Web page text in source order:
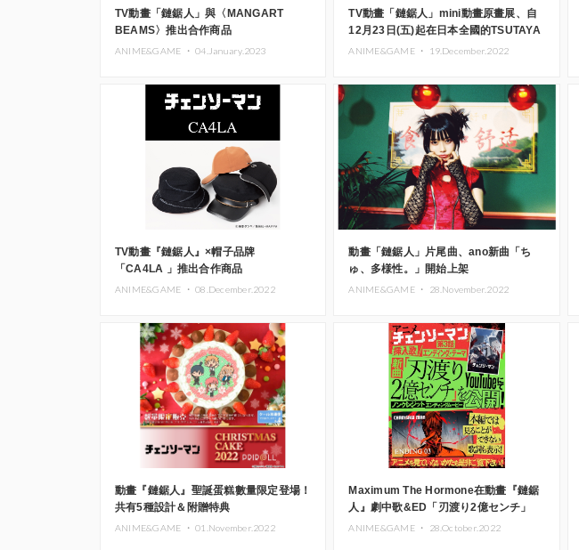
TV動畫「鏈鋸人」與〈MANGART
BEAMS〉推出合作商品
ANIME&GAME ・04.January.2023
TV動畫「鏈鋸人」mini動畫原畫展、自
12月23日(五)起在日本全國的TSUTAYA
展開
ANIME&GAME ・ 19.December.2022
TV動畫『鏈鋸人』×帽子品牌
「CA4LA 」推出合作商品
ANIME&GAME ・08.December.2022
動畫「鏈鋸人」片尾曲、ano新曲「ち
ゅ、多様性。」開始上架
ANIME&GAME ・ 28.November.2022
動畫『鏈鋸人』聖誕蛋糕數量限定登場！
共有5種設計＆附贈特典
ANIME&GAME ・01.November.2022
Maximum The Hormone在動畫『鏈鋸
人』劇中歌&ED「刃渡り2億センチ」
中、終於解禁了那個!?
ANIME&GAME ・ 28.October.2022